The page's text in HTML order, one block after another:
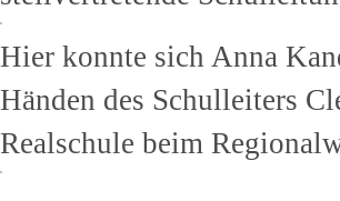
Hier konnte sich Anna
Händen des Schulleiters
Realschule beim